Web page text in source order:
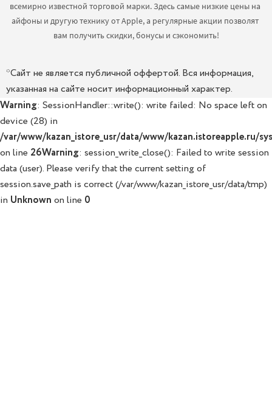
всемирно известной торговой марки. Здесь самые низкие цены на
айфоны и другую технику от Apple, а регулярные акции позволят
вам получить скидки, бонусы и сэкономить!
*Сайт не является публичной оффертой. Вся информация,
указанная на сайте носит информационный характер.
Warning: SessionHandler::write(): write failed: No space left on
device (28) in
/var/www/kazan_istore_usr/data/www/kazan.istoreapple.ru/
on line 26Warning: session_write_close(): Failed to write session
data (user). Please verify that the current setting of
session.save_path is correct (/var/www/kazan_istore_usr/data/tmp)
in Unknown on line 0